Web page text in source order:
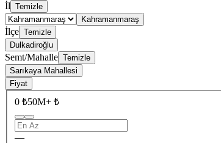
İl Temizle
Kahramanmaraş
İlçe Temizle
Dulkadiroğlu
Semt/Mahalle Temizle
Sarıkaya Mahallesi
Fiyat
0 ₺50M+ ₺
—